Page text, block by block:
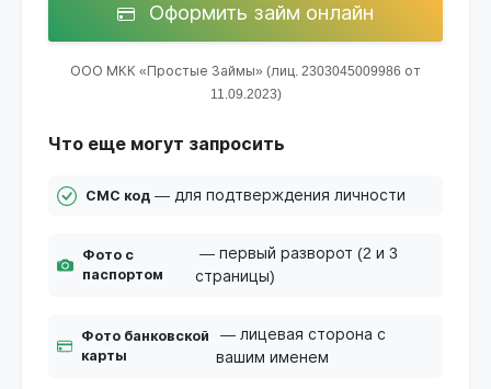
Оформить займ онлайн
ООО МКК «Простые Займы» (лиц. 2303045009986 от
11.09.2023)
Что еще могут запросить
СМС код — для подтверждения личности
Фото с
паспортом
— первый разворот (2 и 3
страницы)
Фото банковской
карты
— лицевая сторона с
вашим именем